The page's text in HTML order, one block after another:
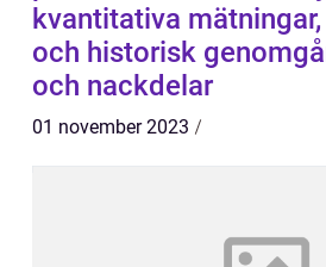
kvantitativa
och historisk
och nackdelar
01 november 2023